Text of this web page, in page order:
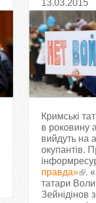
13.03.2015
Кримські
в роковину
вийдуть на
окупантів.
правда»
.
татари
Зейнідінов